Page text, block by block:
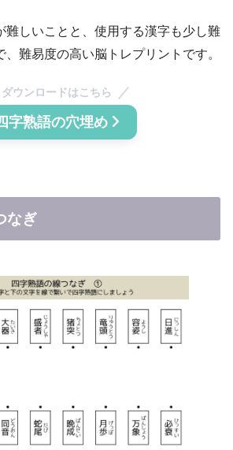
難しいことと、使用する漢字も少し難
、難易度の高い脳トレプリントです。
ダウンロードはこちら
字熟語の穴埋め
なぎ